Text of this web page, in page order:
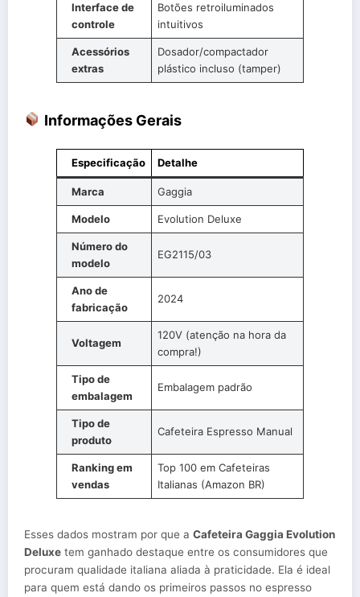
Interface de
controle
Botões retroiluminados
intuitivos
Acessórios
extras
Dosador/compactador
plástico incluso (tamper)
Informações Gerais
Especificação Detalhe
Marca Gaggia
Modelo Evolution Deluxe
Número do
modelo
EG2115/03
Ano de
fabricação
2024
Voltagem
120V (atenção na hora da
compra!)
Tipo de
embalagem
Embalagem padrão
Tipo de
produto
Cafeteira Espresso Manual
Ranking em
vendas
Top 100 em Cafeteiras
Italianas (Amazon BR)
Esses dados mostram por que a Cafeteira Gaggia Evolution
Deluxe tem ganhado destaque entre os consumidores que
procuram qualidade italiana aliada à praticidade. Ela é ideal
para quem está dando os primeiros passos no espresso